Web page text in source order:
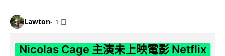
Lawton 1 日
Nicolas Cage 主演未上映電影 Netflix